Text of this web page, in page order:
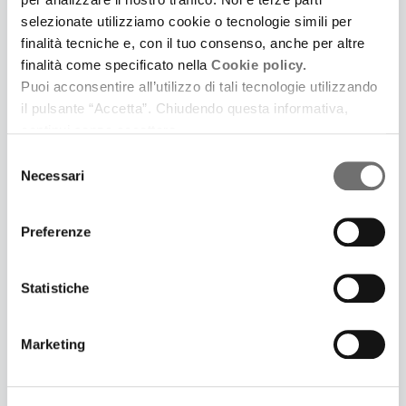
selezionate utilizziamo cookie o tecnologie simili per
finalità tecniche e, con il tuo consenso, anche per altre
finalità come specificato nella Cookie policy.
Puoi acconsentire all’utilizzo di tali tecnologie utilizzando
il pulsante “Accetta”. Chiudendo questa informativa,
delNecessari
Preferenze
Statistiche
Marketing
LUCA MARINELLI E IL SUO PATERNAL LEAVE
conquistando sale e pubblico